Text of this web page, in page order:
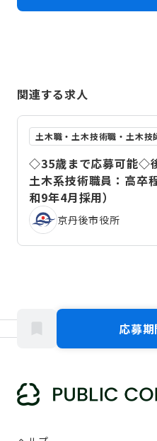
関連する求人
◇35歳まで応募可能◇
土木系技術職員：高卒
和9年4月採用）
京丹後市役所
応募